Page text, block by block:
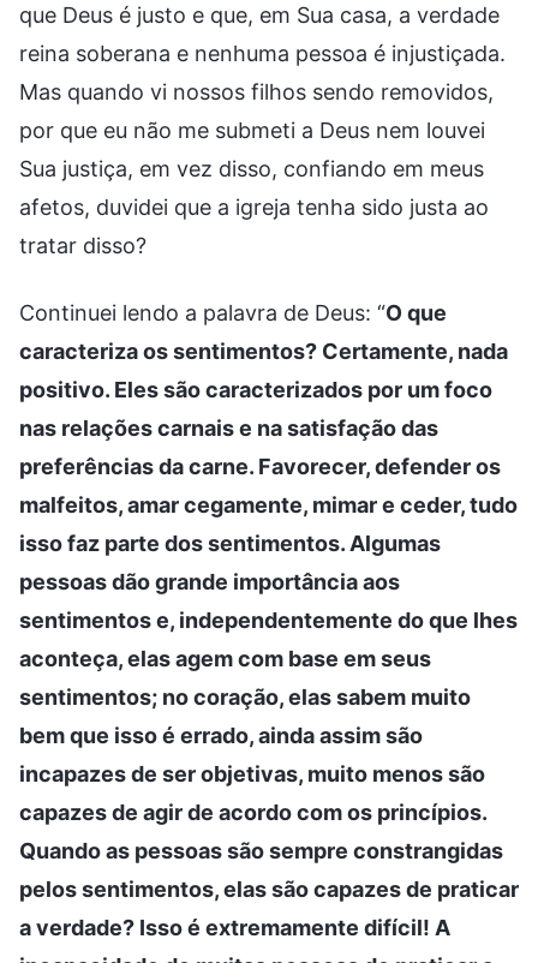
que Deus é justo e que, em Sua casa, a verdade
reina soberana e nenhuma pessoa é injustiçada.
Mas quando vi nossos filhos sendo removidos,
por que eu não me submeti a Deus nem louvei
Sua justiça, em vez disso, confiando em meus
afetos, duvidei que a igreja tenha sido justa ao
tratar disso?
Continuei lendo a palavra de Deus: “O que
caracteriza os sentimentos? Certamente, nada
positivo. Eles são caracterizados por um foco
nas relações carnais e na satisfação das
preferências da carne. Favorecer, defender os
malfeitos, amar cegamente, mimar e ceder, tudo
isso faz parte dos sentimentos. Algumas
pessoas dão grande importância aos
sentimentos e, independentemente do que lhes
aconteça, elas agem com base em seus
sentimentos; no coração, elas sabem muito
bem que isso é errado, ainda assim são
incapazes de ser objetivas, muito menos são
capazes de agir de acordo com os princípios.
Quando as pessoas são sempre constrangidas
pelos sentimentos, elas são capazes de praticar
a verdade? Isso é extremamente difícil! A